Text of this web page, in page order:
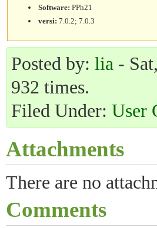
Software: PPh21
versi: 7.0.2; 7.0.3
Posted by: lia -
932 times.
Filed Under: User
Attachments
There are no
Comments